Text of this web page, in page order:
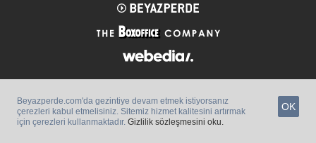
Beyazperde.com'da gezintiye devam etmek istiyorsanız
çerezleri kabul etmelisiniz. Sitemiz hizmet kalitesini artırmak
için çerezleri kullanmaktadır. Gizlilik sözleşmesini oku.
OK